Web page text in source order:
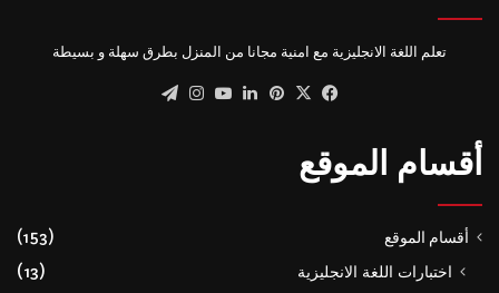
تعلم اللغة الانجليزية مع امنية مجانا من المنزل بطرق سهلة و بسيطة
فيسبوك
‫X بينتيريست
لينكدإن‫YouTube
انستقرام
أقسام الموقع
أقسام الموقع (153)
اختبارات اللغة الانجليزية
(13)